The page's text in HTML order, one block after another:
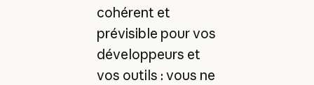
cohérent et
prévisible pour vos
développeurs et
vos outils : vous ne